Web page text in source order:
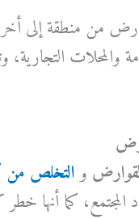
من منطقة إلى
والمحلات
والتخلص من
كما أنها